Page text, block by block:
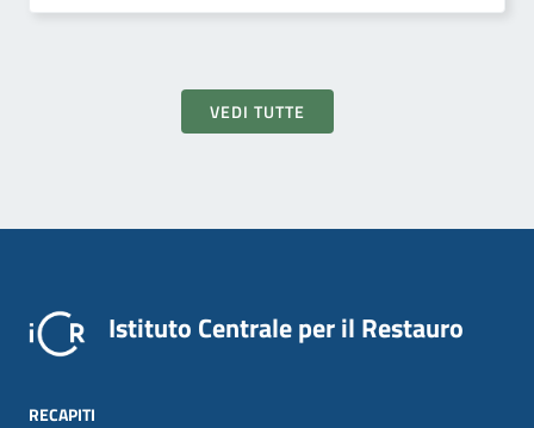
VEDI TUTTE
Istituto Centrale per il Restauro
RECAPITI